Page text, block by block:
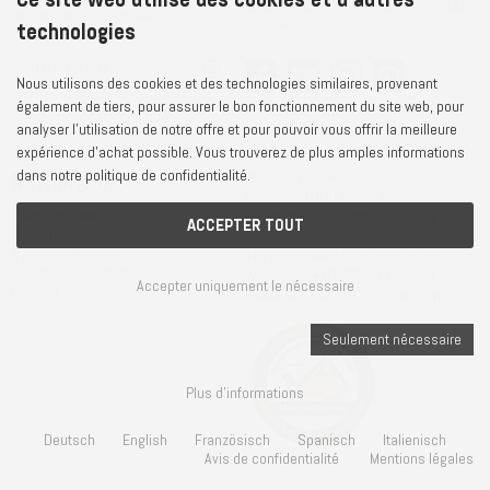
Oui, j'ai lu lesavis de confidentialité
et je les accepte.
opportunités - suivez-nous et restez
Navigation
A propos de nous
Weisser GmbH
Hauptstraße 81, 78098 Triberg
WhatsApp
+49 7722 / 9630-0
E-Mail service@1000uhren.com
technologies
Nous utilisons des cookies et des technologies similaires, provenant
également de tiers, pour assurer le bon fonctionnement du site web, pour
analyser l'utilisation de notre offre et pour pouvoir vous offrir la meilleure
expérience d'achat possible. Vous trouverez de plus amples informations
dans notre politique de confidentialité.
ACCEPTER TOUT
Accepter uniquement le nécessaire
Seulement nécessaire
Plus d'informations
Deutsch English Französisch Spanisch
Italienisch
Avis de confidentialité
Mentions légales